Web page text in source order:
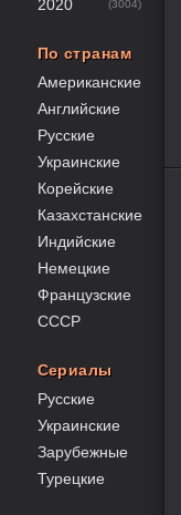
2020 (3004)
По странам
Американские
Английские
Русские
Украинские
Корейские
Казахстанские
Индийские
Немецкие
Французские
СССР
Сериалы
Русские
Украинские
Зарубежные
Турецкие